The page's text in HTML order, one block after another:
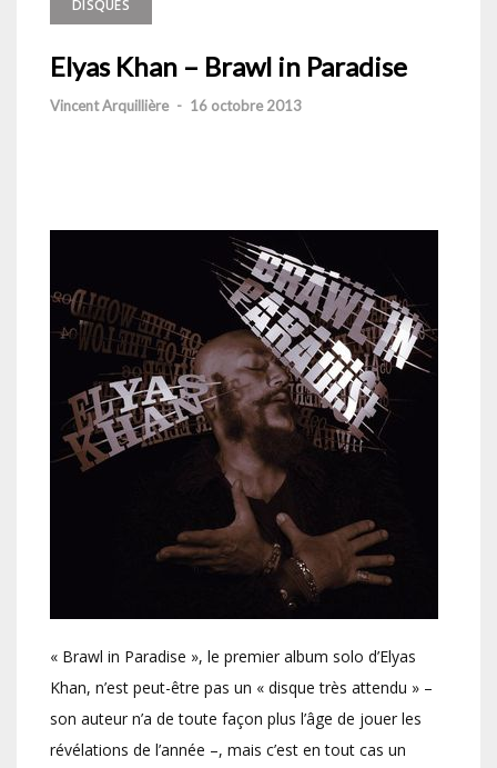
DISQUES
Elyas Khan – Brawl in Paradise
Vincent Arquillière - 16 octobre 2013
« Brawl in Paradise », le premier album solo d’Elyas
Khan, n’est peut-être pas un « disque très attendu » –
son auteur n’a de toute façon plus l’âge de jouer les
révélations de l’année –, mais c’est en tout cas un